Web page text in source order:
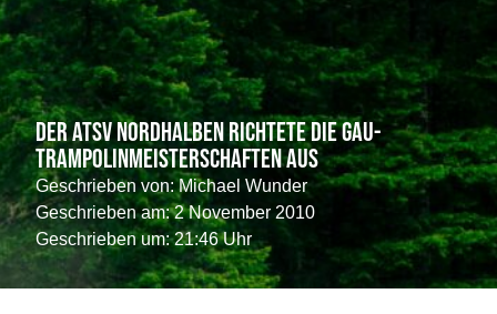
Der ATSV Nordhalben richtete die Gau-
Trampolinmeisterschaften aus
Geschrieben von:Michael Wunder
Geschrieben am: 2 November 2010
Geschrieben um: 21:46 Uhr